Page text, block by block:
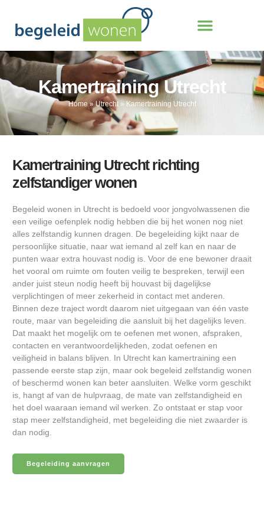
Kamertraining Utrecht
Home»Utrecht»Kamertraining Utrecht
Kamertraining Utrecht richting
zelfstandiger wonen
Begeleid wonen in Utrecht is bedoeld voor jongvolwassenen die
een veilige oefenplek nodig hebben die bij het wonen nog niet
alles zelfstandig kunnen dragen. De begeleiding kijkt naar de
persoonlijke situatie, naar wat iemand al zelf kan en naar de
punten waar extra houvast nodig is. Voor de ene bewoner draait
het vooral om ruimte om fouten veilig te bespreken, terwijl een
ander juist steun nodig heeft bij houvast bij dagelijkse
verplichtingen of meer zekerheid in contact met anderen.
Binnen deze traject wordt daarom niet uitgegaan van één vaste
route, maar van begeleiding die aansluit bij het dagelijks leven.
Dat maakt het mogelijk om te oefenen met wonen, afspraken,
contacten en verantwoordelijkheden, zodat oefenen en
veiligheid in balans blijven. In Utrecht kan kamertraining een
passende eerste stap zijn, maar ook begeleid zelfstandig wonen
of beschermd wonen kan beter aansluiten. Welke vorm geschikt
is, hangt af van de hulpvraag, de mate van zelfstandigheid en
het doel waaraan iemand wil werken. Zo ontstaat er stap voor
stap meer zelfstandigheid, met begeleiding die niet zwaarder is
dan nodig.
Begeleiding aanvragen